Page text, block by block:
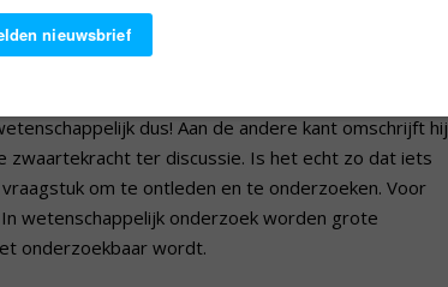
zijn. Met andere woorden, met je
Als voorbeeld noemde hij Freud, die zodanig
dus! Aan de andere kant omschrijft hij
ter discussie. Is het echt zo dat iets
om te ontleden en te onderzoeken. Voor
wetenschappelijk onderzoek worden grote
onderzoekbaar wordt.